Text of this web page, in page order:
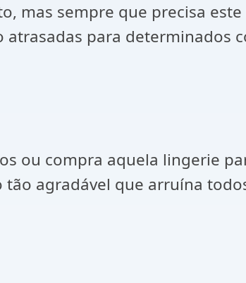
mas sempre que precisa este
atrasadas para determinados
ou compra aquela lingerie
agradável que arruína